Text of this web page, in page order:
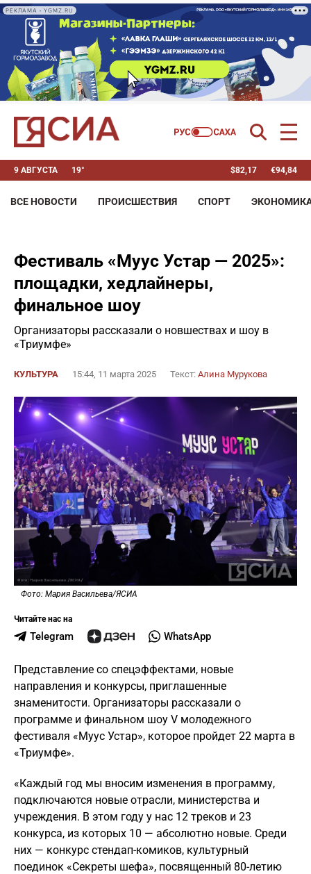
РЕКЛАМА • YGMZ.RU
9 АВГУСТА 19° $82,17 €94,84
ВСЕ НОВОСТИ ПРОИСШЕСТВИЯ СПОРТ
Фестиваль «Муус Устар — 2025»:
площадки, хедлайнеры,
финальное шоу
Организаторы рассказали о новшествах и шоу в
«Триумфе»
КУЛЬТУРА 15:44, 11 марта 2025 Текст: Алина Мурукова
Фото: Мария Васильева/ЯСИА
Читайте нас на
Telegram WhatsApp
Представление со спецэффектами, новые
направления и конкурсы, приглашенные
знаменитости. Организаторы рассказали о
программе и финальном шоу V молодежного
фестиваля «Муус Устар», которое пройдет 22 марта в
«Триумфе».
«Каждый год мы вносим изменения в программу,
подключаются новые отрасли, министерства и
учреждения. В этом году у нас 12 треков и 23
конкурса, из которых 10 — абсолютно новые. Среди
них — конкурс стендап-комиков, культурный
поединок «Секреты шефа», посвященный 80-летию